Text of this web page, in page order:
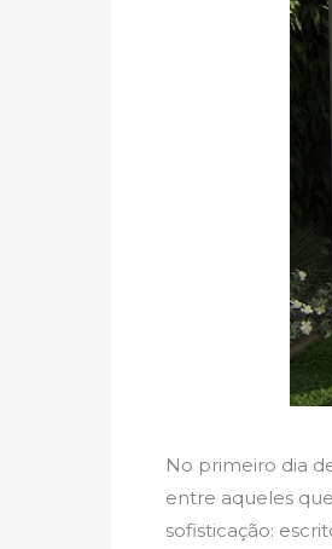
No primeiro dia
entre aqueles
sofisticação: